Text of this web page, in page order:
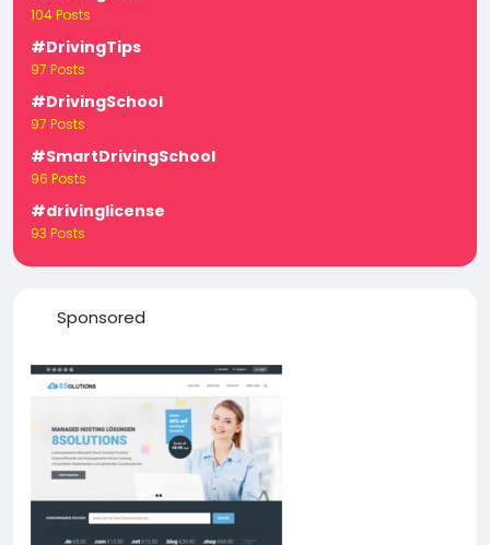
104 Posts
#DrivingTips
97 Posts
#DrivingSchool
97 Posts
#SmartDrivingSchool
96 Posts
#drivinglicense
93 Posts
Sponsored